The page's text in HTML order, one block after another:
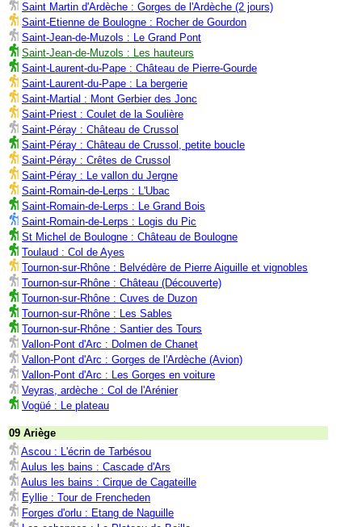
Saint Martin d'Ardèche : Gorges de l'Ardèche (2 jours)
Saint-Etienne de Boulogne : Rocher de Gourdon
Saint-Jean-de-Muzols : Le Grand Pont
Saint-Jean-de-Muzols : Les hauteurs
Saint-Laurent-du-Pape : Château de Pierre-Gourde
Saint-Laurent-du-Pape : La bergerie
Saint-Martial : Mont Gerbier des Jonc
Saint-Priest : Coulet de la Soulière
Saint-Péray : Château de Crussol
Saint-Péray : Château de Crussol, petite boucle
Saint-Péray : Crêtes de Crussol
Saint-Péray : Le vallon du Jergne
Saint-Romain-de-Lerps : L'Ubac
Saint-Romain-de-Lerps : Le Grand Bois
Saint-Romain-de-Lerps : Logis du Pic
St Michel de Boulogne : Château de Boulogne
Toulaud : Col de Ayes
Tournon-sur-Rhône : Belvédère de Pierre Aiguille et vignobles
Tournon-sur-Rhône : Château (Découverte)
Tournon-sur-Rhône : Cuves de Duzon
Tournon-sur-Rhône : Les Sables
Tournon-sur-Rhône : Santier des Tours
Vallon-Pont d'Arc : Dolmen de Chanet
Vallon-Pont d'Arc : Gorges de l'Ardèche (Avion)
Vallon-Pont d'Arc : Les Gorges en voiture
Veyras, ardèche : Col de l'Arénier
Vogüé : Le plateau
09 Ariège
Ascou : L'écrin de Tarbésou
Aulus les bains : Cascade d'Ars
Aulus les bains : Cirque de Cagateille
Eyllie : Tour de Frencheden
Forges d'orlu : Etang de Naguille